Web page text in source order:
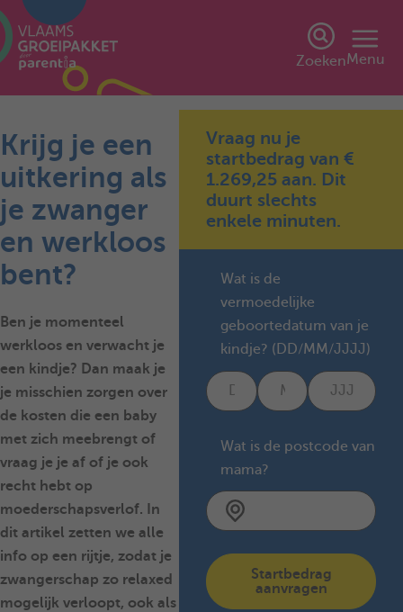
ZoekenMenu
Krijg je een
uitkering als
je zwanger
en werkloos
bent?
Ben je momenteel
werkloos en verwacht je
een kindje? Dan maak je
je misschien zorgen over
de kosten die een baby
met zich meebrengt of
vraag je je af of je ook
recht hebt op
moederschapsverlof. In
dit artikel zetten we alle
info op een rijtje, zodat je
zwangerschap zo relaxed
mogelijk verloopt, ook als
Vraag nu je
startbedrag van €
1.269,25 aan. Dit
duurt slechts
enkele minuten.
Wat is de
vermoedelijke
geboortedatum van je
kindje? (DD/MM/JJJJ)
Wat is de postcode van
mama?
Startbedrag
aanvragen